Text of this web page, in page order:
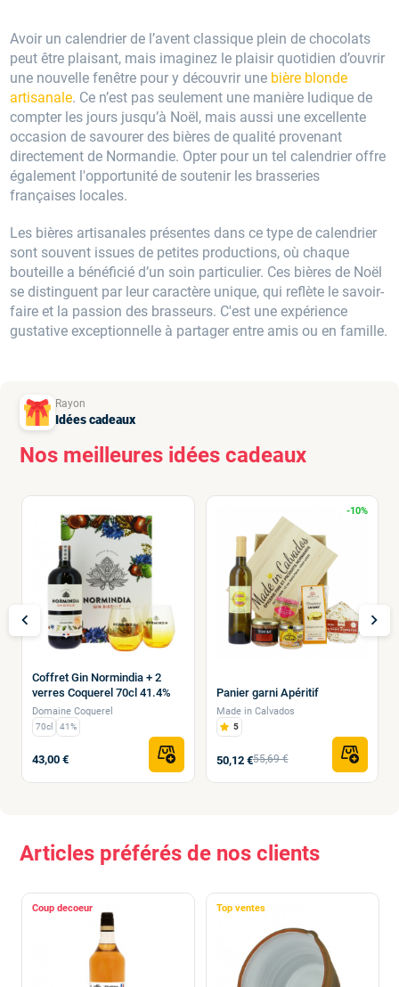
Avoir un calendrier de l’avent classique plein de chocolats
peut être plaisant, mais imaginez le plaisir quotidien d’ouvrir
une nouvelle fenêtre pour y découvrir une bière blonde
artisanale. Ce n’est pas seulement une manière ludique de
compter les jours jusqu’à Noël, mais aussi une excellente
occasion de savourer des bières de qualité provenant
directement de Normandie. Opter pour un tel calendrier offre
également l'opportunité de soutenir les brasseries
françaises locales.
Les bières artisanales présentes dans ce type de calendrier
sont souvent issues de petites productions, où chaque
bouteille a bénéficié d’un soin particulier. Ces bières de Noël
se distinguent par leur caractère unique, qui reflète le savoir-
faire et la passion des brasseurs. C'est une expérience
gustative exceptionnelle à partager entre amis ou en famille.
Rayon
Idées cadeaux
Nos meilleures idées cadeaux
Coffret Gin Normindia + 2
verres Coquerel 70cl 41.4%
Domaine Coquerel
70cl 41%
43,00 €
-10%
Panier garni Apéritif
Made in Calvados
5
50,12 €55,69 €
chevron_left chevron_right
Articles préférés de nos clients
Coup de Top ventes